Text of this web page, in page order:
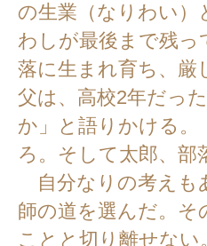
の生業（なりわい
わしが最後まで残っ
落に生まれ育ち、厳
父は、高校2年だっ
か」と語りかける。
ろ。そして太郎、
自分なりの考えも
師の道を選んだ。そ
ことと切り離せない